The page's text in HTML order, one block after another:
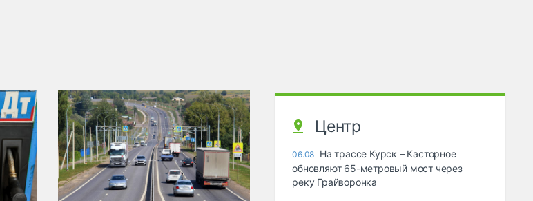
Центр
06.08 На трассе Курск – Касторное
обновляют 65-метровый мост через
реку Грайворонка